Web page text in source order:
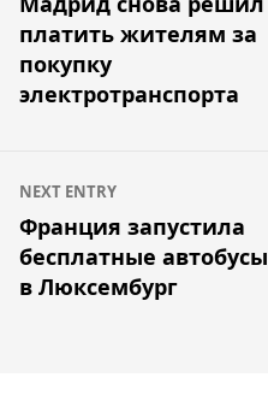
записям
платить жителям за
покупку
электротранспорта
NEXT ENTRY
Франция запустила
бесплатные автобусы
в Люксембург